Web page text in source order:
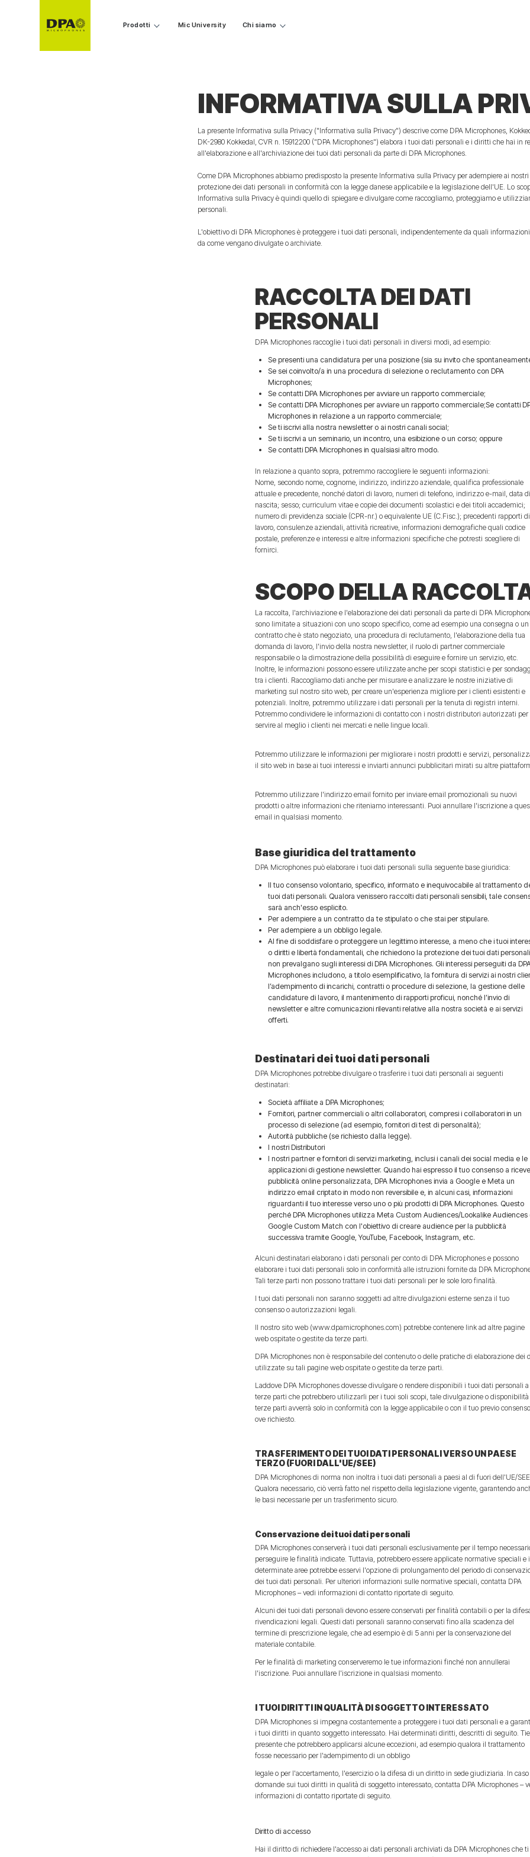
Prodotti Mic University Chi siamo
INFORMATIVA SULLA
La presente Informativa sulla Privacy ("Informativa sulla Privacy") descrive come DPA Microphones,
DK-2980 Kokkedal, CVR n. 15912200 ("DPA Microphones") elabora i tuoi dati personali e i diritti che hai in
all'elaborazione e all'archiviazione dei tuoi dati personali da parte di DPA Microphones.
Come DPA Microphones abbiamo predisposto la presente Informativa sulla Privacy per adempiere ai
protezione dei dati personali in conformità con la legge danese applicabile e la legislazione dell'UE. Lo
Informativa sulla Privacy è quindi quello di spiegare e divulgare come raccogliamo, proteggiamo e
personali.
L'obiettivo di DPA Microphones è proteggere i tuoi dati personali, indipendentemente da quali
da come vengano divulgate o archiviate.
RACCOLTA DEI DATI
PERSONALI
DPA Microphones raccoglie i tuoi dati personali in diversi modi, ad esempio:
Se presenti una candidatura per una posizione (sia su invito che
Se sei coinvolto/a in una procedura di selezione o reclutamento con DPA
Microphones;
Se contatti DPA Microphones per avviare un rapporto commerciale;
Se contatti DPA Microphones per avviare un rapporto commerciale;Se contatti
Microphones in relazione a un rapporto commerciale;
Se ti iscrivi alla nostra newsletter o ai nostri canali social;
Se ti iscrivi a un seminario, un incontro, una esibizione o un corso; oppure
Se contatti DPA Microphones in qualsiasi altro modo.
In relazione a quanto sopra, potremmo raccogliere le seguenti informazioni:
Nome, secondo nome, cognome, indirizzo, indirizzo aziendale, qualifica professionale
attuale e precedente, nonché datori di lavoro, numeri di telefono, indirizzo e-mail, data di
nascita; sesso; curriculum vitae e copie dei documenti scolastici e dei titoli accademici;
numero di previdenza sociale (CPR-nr.) o equivalente UE (C.Fisc.); precedenti rapporti di
lavoro, consulenze aziendali, attività ricreative, informazioni demografiche quali codice
postale, preferenze e interessi e altre informazioni specifiche che potresti scegliere di
fornirci.
SCOPO DELLA
La raccolta, l'archiviazione e l'elaborazione dei dati personali da parte di DPA
sono limitate a situazioni con uno scopo specifico, come ad esempio una consegna o un
contratto che è stato negoziato, una procedura di reclutamento, l'elaborazione della tua
domanda di lavoro, l'invio della nostra newsletter, il ruolo di partner commerciale
responsabile o la dimostrazione della possibilità di eseguire e fornire un servizio, etc.
Inoltre, le informazioni possono essere utilizzate anche per scopi statistici e per
tra i clienti. Raccogliamo dati anche per misurare e analizzare le nostre iniziative di
marketing sul nostro sito web, per creare un'esperienza migliore per i clienti esistenti e
potenziali. Inoltre, potremmo utilizzare i dati personali per la tenuta di registri interni.
Potremmo condividere le informazioni di contatto con i nostri distributori autorizzati per
servire al meglio i clienti nei mercati e nelle lingue locali.
Potremmo utilizzare le informazioni per migliorare i nostri prodotti e servizi,
il sito web in base ai tuoi interessi e inviarti annunci pubblicitari mirati su altre
Potremmo utilizzare l'indirizzo email fornito per inviare email promozionali su nuovi
prodotti o altre informazioni che riteniamo interessanti. Puoi annullare l'iscrizione a
email in qualsiasi momento.
Base giuridica del trattamento
DPA Microphones può elaborare i tuoi dati personali sulla seguente base giuridica:
Il tuo consenso volontario, specifico, informato e inequivocabile al trattamento
tuoi dati personali. Qualora venissero raccolti dati personali sensibili, tale
sarà anch'esso esplicito.
Per adempiere a un contratto da te stipulato o che stai per stipulare.
Per adempiere a un obbligo legale.
Al fine di soddisfare o proteggere un legittimo interesse, a meno che i tuoi
o diritti e libertà fondamentali, che richiedono la protezione dei tuoi dati personali,
non prevalgano sugli interessi di DPA Microphones. Gli interessi perseguiti da
Microphones includono, a titolo esemplificativo, la fornitura di servizi ai nostri
l’adempimento di incarichi, contratti o procedure di selezione, la gestione delle
candidature di lavoro, il mantenimento di rapporti proficui, nonché l’invio di
newsletter e altre comunicazioni rilevanti relative alla nostra società e ai servizi
offerti.
Destinatari dei tuoi dati personali
DPA Microphones potrebbe divulgare o trasferire i tuoi dati personali ai seguenti
destinatari:
Società affiliate a DPA Microphones;
Fornitori, partner commerciali o altri collaboratori, compresi i collaboratori in un
processo di selezione (ad esempio, fornitori di test di personalità);
Autorità pubbliche (se richiesto dalla legge).
I nostri Distributori
I nostri partner e fornitori di servizi marketing, inclusi i canali dei social media e le
applicazioni di gestione newsletter. Quando hai espresso il tuo consenso a
pubblicità online personalizzata, DPA Microphones invia a Google e Meta un
indirizzo email criptato in modo non reversibile e, in alcuni casi, informazioni
riguardanti il tuo interesse verso uno o più prodotti di DPA Microphones. Questo
perché DPA Microphones utilizza Meta Custom Audiences/Lookalike Audiences
Google Custom Match con l'obiettivo di creare audience per la pubblicità
successiva tramite Google, YouTube, Facebook, Instagram, etc.
Alcuni destinatari elaborano i dati personali per conto di DPA Microphones e possono
elaborare i tuoi dati personali solo in conformità alle istruzioni fornite da DPA
Tali terze parti non possono trattare i tuoi dati personali per le sole loro finalità.
I tuoi dati personali non saranno soggetti ad altre divulgazioni esterne senza il tuo
consenso o autorizzazioni legali.
Il nostro sito web (www.dpamicrophones.com) potrebbe contenere link ad altre pagine
web ospitate o gestite da terze parti.
DPA Microphones non è responsabile del contenuto o delle pratiche di elaborazione dei
utilizzate su tali pagine web ospitate o gestite da terze parti.
Laddove DPA Microphones dovesse divulgare o rendere disponibili i tuoi dati personali a
terze parti che potrebbero utilizzarli per i tuoi soli scopi, tale divulgazione o disponibilità
terze parti avverrà solo in conformità con la legge applicabile o con il tuo previo
ove richiesto.
TRASFERIMENTO DEI TUOI DATI PERSONALI VERSO UN PAESE
TERZO (FUORI DALL'UE/SEE)
DPA Microphones di norma non inoltra i tuoi dati personali a paesi al di fuori dell'UE/SEE.
Qualora necessario, ciò verrà fatto nel rispetto della legislazione vigente, garantendo
le basi necessarie per un trasferimento sicuro.
Conservazione dei tuoi dati personali
DPA Microphones conserverà i tuoi dati personali esclusivamente per il tempo
perseguire le finalità indicate. Tuttavia, potrebbero essere applicate normative speciali e
determinate aree potrebbe esservi l'opzione di prolungamento del periodo di
dei tuoi dati personali. Per ulteriori informazioni sulle normative speciali, contatta DPA
Microphones – vedi informazioni di contatto riportate di seguito.
Alcuni dei tuoi dati personali devono essere conservati per finalità contabili o per la
rivendicazioni legali. Questi dati personali saranno conservati fino alla scadenza del
termine di prescrizione legale, che ad esempio è di 5 anni per la conservazione del
materiale contabile.
Per le finalità di marketing conserveremo le tue informazioni finché non annullerai
l'iscrizione. Puoi annullare l'iscrizione in qualsiasi momento.
I TUOI DIRITTI IN QUALITÀ DI SOGGETTO INTERESSATO
DPA Microphones si impegna costantemente a proteggere i tuoi dati personali e a
i tuoi diritti in quanto soggetto interessato. Hai determinati diritti, descritti di seguito.
presente che potrebbero applicarsi alcune eccezioni, ad esempio qualora il trattamento
fosse necessario per l'adempimento di un obbligo
legale o per l'accertamento, l'esercizio o la difesa di un diritto in sede giudiziaria. In caso
domande sui tuoi diritti in qualità di soggetto interessato, contatta DPA Microphones –
informazioni di contatto riportate di seguito.
Diritto di accesso
Hai il diritto di richiedere l'accesso ai dati personali archiviati da DPA Microphones che ti